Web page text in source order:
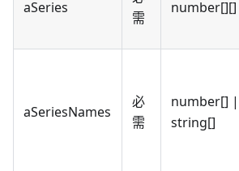
aSeries
需
number[][]
aSeriesNames
必
需
number[] |
string[]